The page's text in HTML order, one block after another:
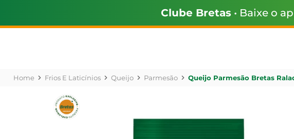
Clube Bretas • Baixe o
Frios E Laticínios Queijo Parmesão Queijo Parmesão Bretas